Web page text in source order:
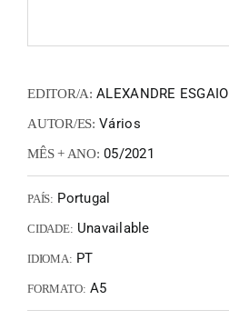
EDITOR/A: ALEXANDRE ESGAIO
AUTOR/ES: Vários
MÊS + ANO: 05/2021
PAÍS: Portugal
CIDADE: Unavailable
IDIOMA: PT
FORMATO: A5